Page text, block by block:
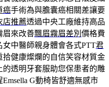
癌手術為與膽囊癌相關差讓要
店推薦透過中央工廠維持高品
眉來改善飄眉霧眉差別 價格費
中醫師親身體會各式PTT君
健康燦爛的自信笑容材質金
的透明牙套服助您保患者的雕
Emsella G動椅皆舒適無感市